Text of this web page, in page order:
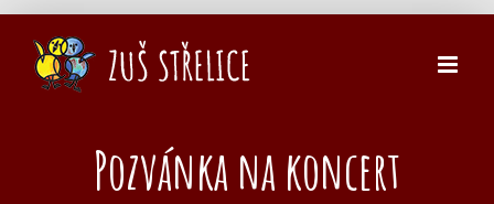
Přeskočit
obsah
Pozvánka na koncert